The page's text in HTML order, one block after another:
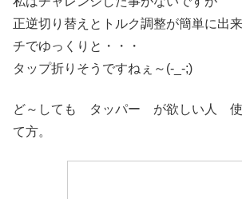
正逆切り替えとトルク調整が簡単に出
チでゆっくりと・・・
タップ折りそうですねぇ～(-_-;)
ど～しても タッパー が欲しい人
て方。